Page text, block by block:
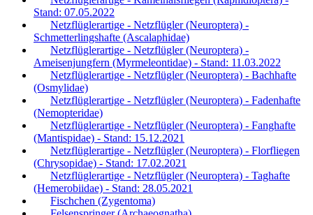
Stand: 07.05.2022
Netzflüglerartige - Netzflügler (Neuroptera) -
Schmetterlingshafte (Ascalaphidae)
Netzflüglerartige - Netzflügler (Neuroptera) -
Ameisenjungfern (Myrmeleontidae) - Stand: 11.03.2022
Netzflüglerartige - Netzflügler (Neuroptera) - Bachhafte
(Osmylidae)
Netzflüglerartige - Netzflügler (Neuroptera) - Fadenhafte
(Nemopteridae)
Netzflüglerartige - Netzflügler (Neuroptera) - Fanghafte
(Mantispidae) - Stand: 15.12.2021
Netzflüglerartige - Netzflügler (Neuroptera) - Florfliegen
(Chrysopidae) - Stand: 17.02.2021
Netzflüglerartige - Netzflügler (Neuroptera) - Taghafte
(Hemerobiidae) - Stand: 28.05.2021
Fischchen (Zygentoma)